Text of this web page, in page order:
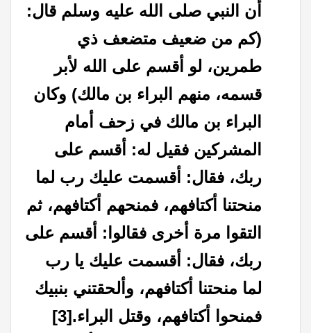
أن النبي صلى الله عليه وسلم قال:
(كم من ضعيف متضعف ذي
طمرين، لو أقسم على الله لأبر
قسمه، منهم البراء بن مالك) وكان
البراء بن مالك في زحف أمام
المشركين فقيل له: أقسم على
ربك، فقال: أقسمت عليك رب لما
منحتنا أكتافهم، فمنحهم أكتافهم، ثم
التقوا مرة أخرى فقالوا: أقسم على
ربك، فقال: أقسمت عليك يا رب
لما منحتنا أكتافهم، وألحقتني بنبيك
فمنحوا أكتافهم، وقتل البراء.
[3]